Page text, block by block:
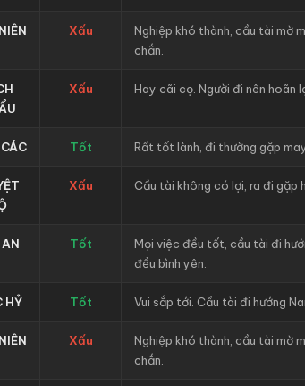
Xấu
Nghiệp khó thành, cầu tài mờ
chắn.
Xấu Hay cãi cọ. Người đi nên hoãn
Tốt Rất tốt lành, đi thường gặp
Xấu Cầu tài không có lợi, ra đi gặp
Tốt
Mọi việc đều tốt, cầu tài đi
đều bình yên.
HỶ Tốt Vui sắp tới. Cầu tài đi hướng
Xấu
Nghiệp khó thành, cầu tài mờ
chắn.